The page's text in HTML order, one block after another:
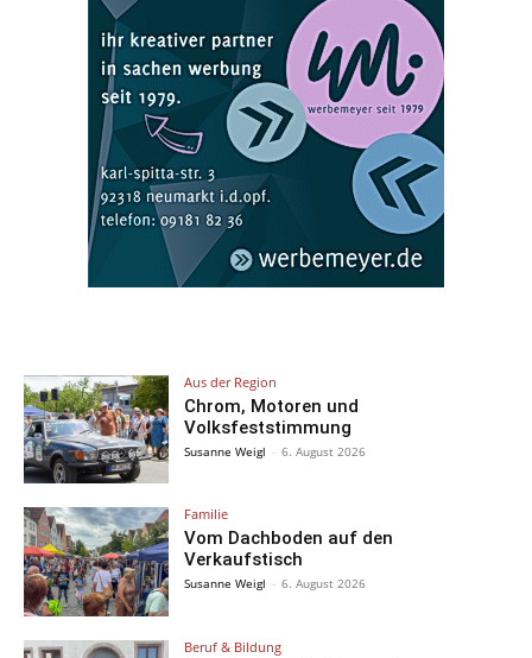
Aus der Region
Chrom, Motoren und
Volksfeststimmung
Susanne Weigl - 6. August 2026
Familie
Vom Dachboden auf den
Verkaufstisch
Susanne Weigl - 6. August 2026
Beruf & Bildung